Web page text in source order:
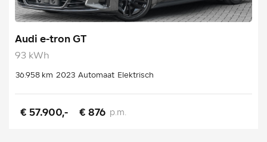
Audi e-tron GT
93 kWh
36.958 km 2023 Automaat Elektrisch
€ 57.900,- € 876 p.m.